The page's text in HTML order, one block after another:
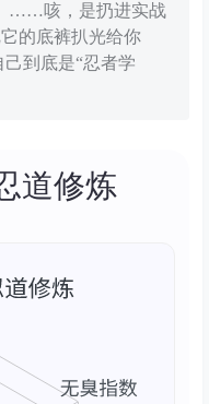
……咳，是扔进实战
的底裤扒光给你
到底是“忍者学
道修炼